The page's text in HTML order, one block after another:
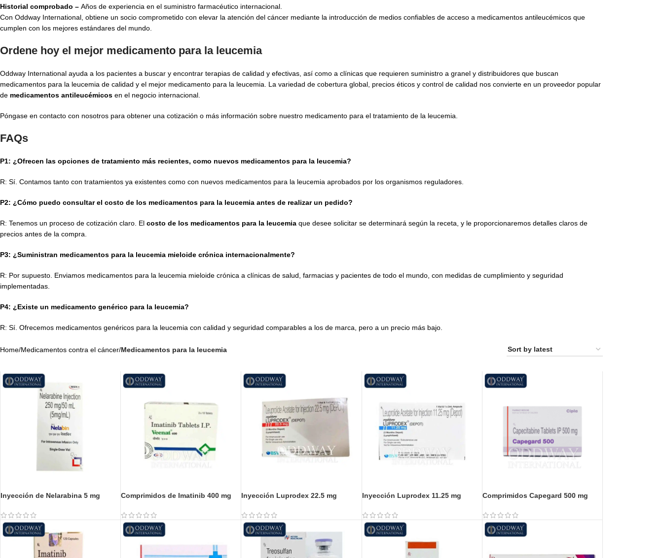
Historial comprobado – Años de experiencia en el suministro farmacéutico internacional.
Con Oddway International, obtiene un socio comprometido con elevar la atención del cáncer mediante la introducción de medios confiables de acceso a medicamentos antileucémicos que
cumplen con los mejores estándares del mundo.
Ordene hoy el mejor medicamento para la leucemia
Oddway International ayuda a los pacientes a buscar y encontrar terapias de calidad y efectivas, así como a clínicas que requieren suministro a granel y distribuidores que buscan
medicamentos para la leucemia de calidad y el mejor medicamento para la leucemia. La variedad de cobertura global, precios éticos y control de calidad nos convierte en un proveedor popular
de medicamentos antileucémicos en el negocio internacional.
Póngase en contacto con nosotros para obtener una cotización o más información sobre nuestro medicamento para el tratamiento de la leucemia.
FAQs
P1: ¿Ofrecen las opciones de tratamiento más recientes, como nuevos medicamentos para la leucemia?
R: Sí. Contamos tanto con tratamientos ya existentes como con nuevos medicamentos para la leucemia aprobados por los organismos reguladores.
P2: ¿Cómo puedo consultar el costo de los medicamentos para la leucemia antes de realizar un pedido?
R: Tenemos un proceso de cotización claro. El costo de los medicamentos para la leucemia que desee solicitar se determinará según la receta, y le proporcionaremos detalles claros de
precios antes de la compra.
P3: ¿Suministran medicamentos para la leucemia mieloide crónica internacionalmente?
R: Por supuesto. Enviamos medicamentos para la leucemia mieloide crónica a clínicas de salud, farmacias y pacientes de todo el mundo, con medidas de cumplimiento y seguridad
implementadas.
P4: ¿Existe un medicamento genérico para la leucemia?
R: Sí. Ofrecemos medicamentos genéricos para la leucemia con calidad y seguridad comparables a los de marca, pero a un precio más bajo.
Home/Medicamentos contra el cáncer/Medicamentos para la leucemia
Inyección de Nelarabina 5 mg Comprimidos de Imatinib 400 mg Inyección Luprodex 22.5 mg Inyección Luprodex 11.25 mg Comprimidos Capegard 500 mg